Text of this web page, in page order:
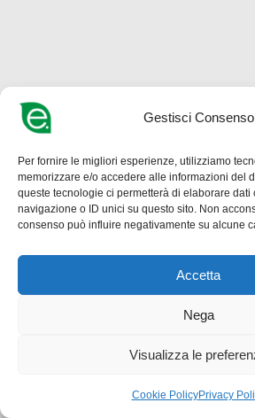
Gestisci Consenso
Per fornire le migliori esperienze, utilizziamo
memorizzare e/o accedere alle informazioni del
queste tecnologie ci permetterà di elaborare dati
navigazione o ID unici su questo sito. Non
consenso può influire negativamente su alcune
Accetta
Nega
Visualizza le
Cookie PolicyPrivacy